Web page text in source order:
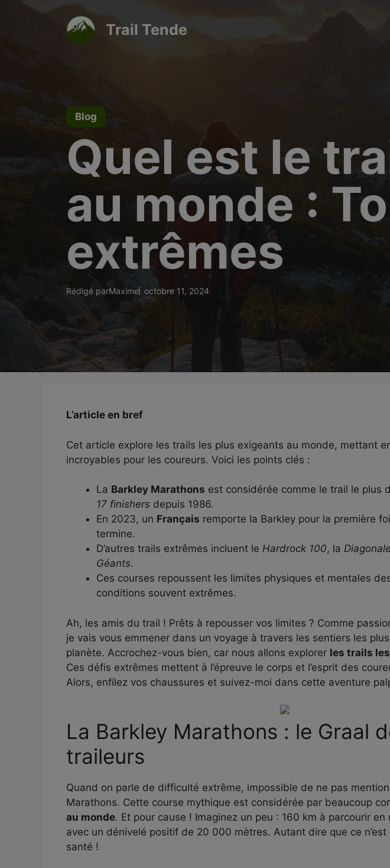
Trail Tende
Blog
Quel est le
au monde :
extrêmes
Rédigé parMaxime octobre 11, 2024
L’article en bref
Cet article explore les trails les plus exigeants au monde, mettant
incroyables pour les coureurs. Voici les points clés :
La Barkley Marathons est considérée comme le trail le plus
17 finishers depuis 1986.
En 2023, un Français remporte la Barkley pour la première
termine.
D’autres trails extrêmes incluent le Hardrock 100, la
Géants.
Ces courses repoussent les limites physiques et mentales
conditions souvent extrêmes.
Ah, les amis du trail ! Prêts à repousser vos limites ? Comme
je vais vous emmener dans un voyage à travers les sentiers les
planète. Accrochez-vous bien, car nous allons explorer les trails
Ces défis extrêmes mettent à l’épreuve le corps et l’esprit des
Alors, enfilez vos chaussures et suivez-moi dans cette aventure
La Barkley Marathons : le Graal
traileurs
Quand on parle de difficulté extrême, impossible de ne pas
Marathons. Cette course mythique est considérée par beaucoup
au monde. Et pour cause ! Imaginez un peu : 160 km à parcourir
avec un dénivelé positif de 20 000 mètres. Autant dire que ce
santé !